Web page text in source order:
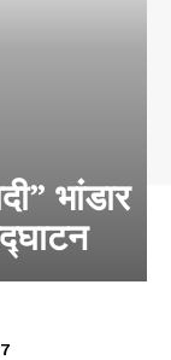
भांडार